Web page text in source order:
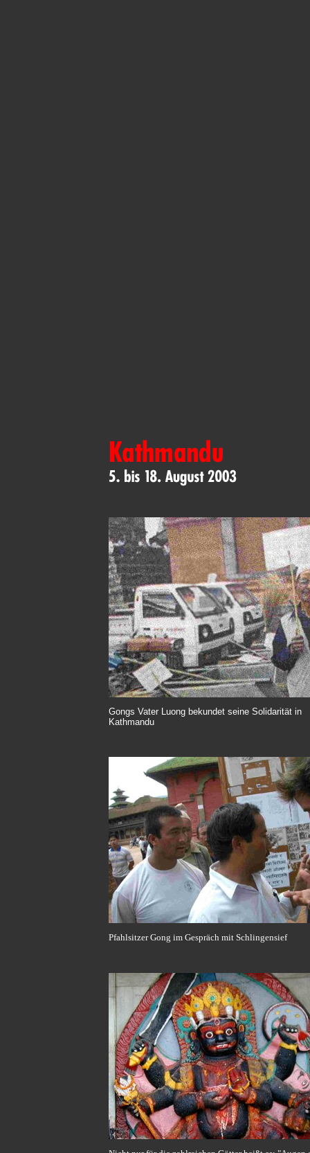
Gongs Vater Luong bekundet seine Solidarität in
Kathmandu
Pfahlsitzer Gong im Gespräch mit Schlingensief